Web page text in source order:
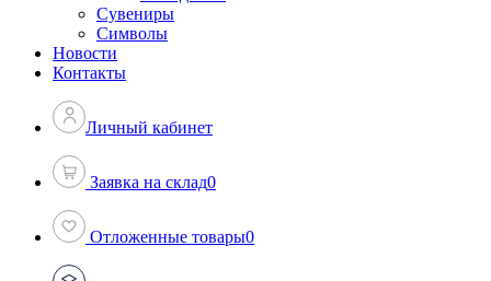
Сувениры
Символы
Новости
Контакты
Личный кабинет
Заявка на склад0
Отложенные товары0